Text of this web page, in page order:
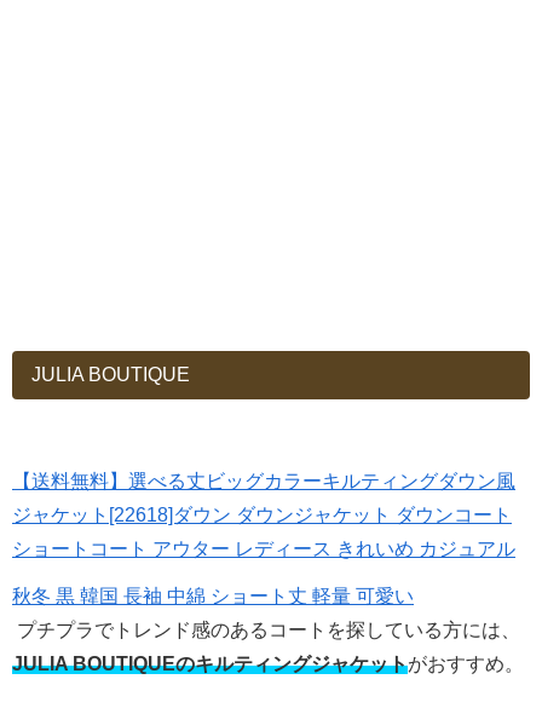
JULIA BOUTIQUE
【送料無料】選べる丈ビッグカラーキルティングダウン風
ジャケット[22618]ダウン ダウンジャケット ダウンコート
ショートコート アウター レディース きれいめ カジュアル
秋冬 黒 韓国 長袖 中綿 ショート丈 軽量 可愛い
プチプラでトレンド感のあるコートを探している方には、
JULIA BOUTIQUEのキルティングジャケットがおすすめ。